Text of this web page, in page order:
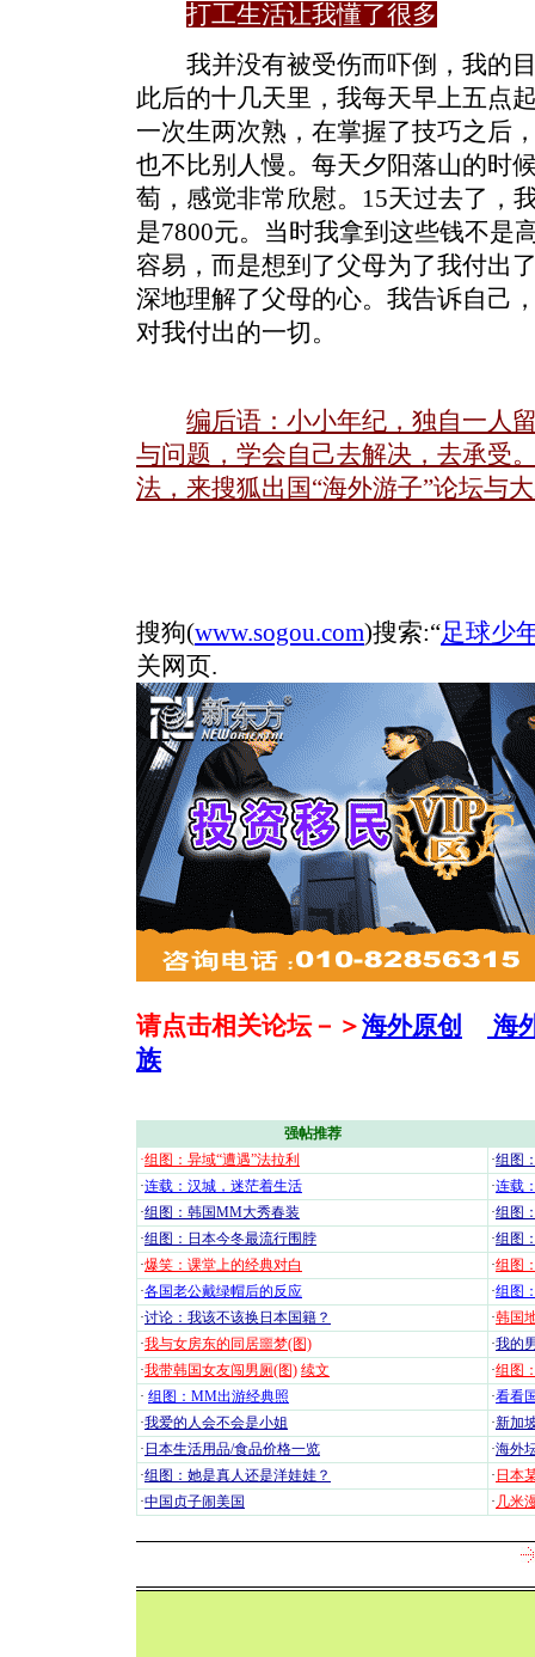
打工生活让我懂了很多
我并没有被受伤而吓倒，我的目
此后的十几天里，我每天早上五点
一次生两次熟，在掌握了技巧之后
也不比别人慢。每天夕阳落山的时
萄，感觉非常欣慰。15天过去了，
是7800元。当时我拿到这些钱不是
容易，而是想到了父母为了我付出
深地理解了父母的心。我告诉自己
对我付出的一切。
编后语：小小年纪，独自一人
与问题，学会自己去解决，去承受
法，来搜狐出国“海外游子”论坛与
搜狗(www.sogou.com)搜索:“足球少
关网页.
请点击相关论坛－＞海外原创
海
族
强帖推荐
·组图：异域“遭遇”法拉利 ·组图
·连载：汉城，迷茫着生活 ·连载
·组图：韩国MM大秀春装 ·组图
·组图：日本今冬最流行围脖 ·组图
·爆笑：课堂上的经典对白 ·组图
·各国老公戴绿帽后的反应 ·组图
·讨论：我该不该换日本国籍？ ·韩国
·我与女房东的同居噩梦(图) ·我的
·我带韩国女友闯男厕(图) 续文 ·组图
· 组图：MM出游经典照 ·看看
·我爱的人会不会是小姐 ·新加
· 日本生活用品/食品价格一览 ·海外
·组图：她是真人还是洋娃娃？ · 日本
·中国贞子闹美国 · 几米